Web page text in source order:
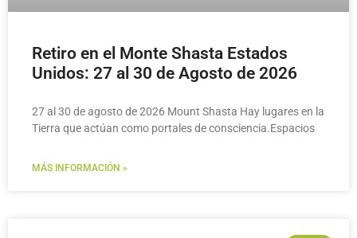
Retiro en el Monte Shasta Estados
Unidos: 27 al 30 de Agosto de 2026
27 al 30 de agosto de 2026 Mount Shasta Hay lugares en la
Tierra que actúan como portales de consciencia.Espacios
MÁS INFORMACIÓN »